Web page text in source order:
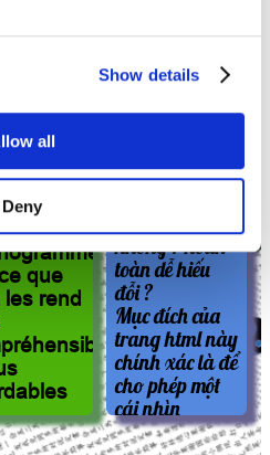
Show details
all
Deny
le字
,
sont
que
rend
de
字汇zìhuì,
trong số chúng
nó là hình ảnh
Điều đó có làm
không ? hoàn
toàn dễ hiếu
đỗi ?
Mục đích của
trang html này
chính xác là để
cho phép một
cái nhìn
nhanh chóng,